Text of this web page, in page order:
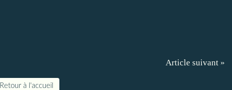
Article suivant »
Retour à l'accueil